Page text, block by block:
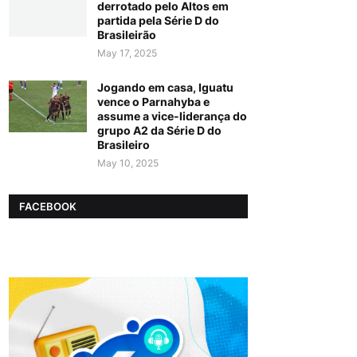
derrotado pelo Altos em
partida pela Série D do
Brasileirão
May 17, 2025
Jogando em casa, Iguatu
vence o Parnahyba e
assume a vice-liderança do
grupo A2 da Série D do
Brasileiro
May 10, 2025
FACEBOOK